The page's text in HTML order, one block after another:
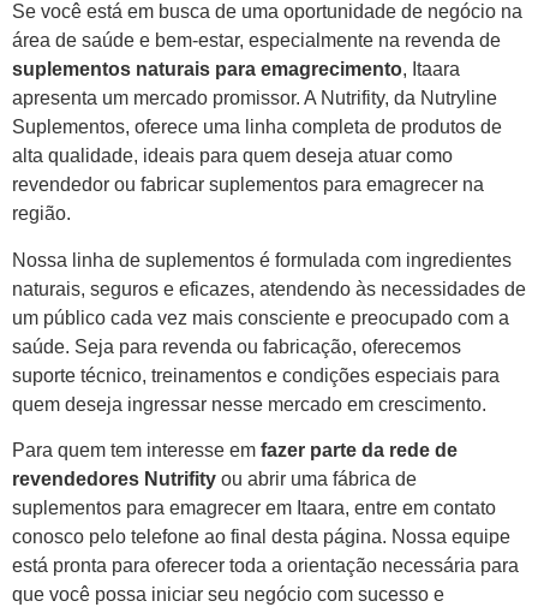
Se você está em busca de uma oportunidade de negócio na
área de saúde e bem-estar, especialmente na revenda de
suplementos naturais para emagrecimento, Itaara
apresenta um mercado promissor. A Nutrifity, da Nutryline
Suplementos, oferece uma linha completa de produtos de
alta qualidade, ideais para quem deseja atuar como
revendedor ou fabricar suplementos para emagrecer na
região.
Nossa linha de suplementos é formulada com ingredientes
naturais, seguros e eficazes, atendendo às necessidades de
um público cada vez mais consciente e preocupado com a
saúde. Seja para revenda ou fabricação, oferecemos
suporte técnico, treinamentos e condições especiais para
quem deseja ingressar nesse mercado em crescimento.
Para quem tem interesse em fazer parte da rede de
revendedores Nutrifity ou abrir uma fábrica de
suplementos para emagrecer em Itaara, entre em contato
conosco pelo telefone ao final desta página. Nossa equipe
está pronta para oferecer toda a orientação necessária para
que você possa iniciar seu negócio com sucesso e